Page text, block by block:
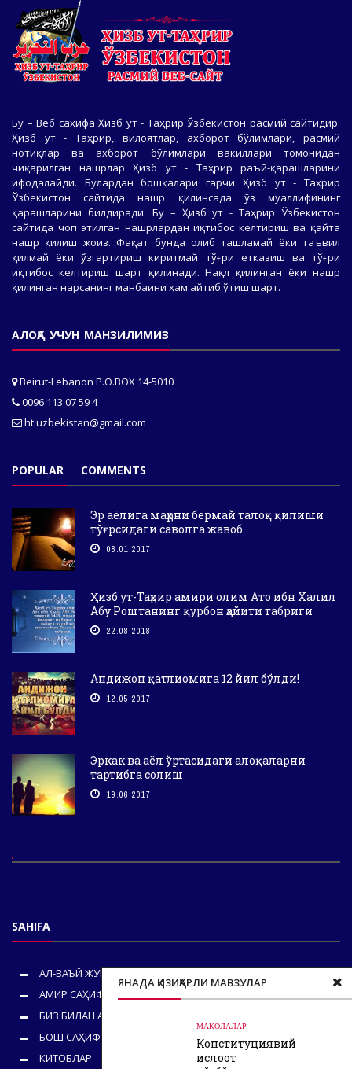
ЯНАДА ҚИЗИҚАРЛИ МАВЗУЛАР
МАҚОЛАЛАР
Конституциявий
ислоҳот
Бу – Веб саҳифа Ҳизб ут - Таҳрир Ўзбекистон расмий сайтидир.
Ҳизб ут - Таҳрир, вилоятлар, ахборот бўлимлари, расмий
нотиқлар ва ахборот бўлимлари вакиллари томонидан
чиқарилган нашрлар Ҳизб ут - Таҳрир раъй-қарашларини
ифодалайди. Булардан бошқалари гарчи Ҳизб ут - Таҳрир
Ўзбекистон сайтида нашр қилинсада ўз муаллифининг
қарашларини билдиради. Бу – Ҳизб ут - Таҳрир Ўзбекистон
сайтида чоп этилган нашрлардан иқтибос келтириш ва қайта
нашр қилиш жоиз. Фақат бунда олиб ташламай ёки таъвил
қилмай ёки ўзгартириш киритмай тўғри етказиш ва тўғри
иқтибос келтириш шарт қилинади. Нақл қилинган ёки нашр
қилинган нарсанинг манбаини ҳам айтиб ўтиш шарт.
АЛОҚА УЧУН МАНЗИЛИМИЗ
Beirut-Lebanon P.O.BOX 14-5010
0096 113 07 59 4
ht.uzbekistan@gmail.com
POPULAR COMMENTS
Эр аёлига маҳрни бермай талоқ қилиши
тўғрсидаги саволга жавоб
08.01.2017
Ҳизб ут-Таҳрир амири олим Ато ибн Халил
Абу Роштанинг қурбон ҳайити табриги
22.08.2018
Андижон қатлиомига 12 йил бўлди!
12.05.2017
Эркак ва аёл ўртасидаги алоқаларни
тартибга солиш
19.06.2017
SAHIFA
АЛ-ВАЪЙ ЖУРНАЛИ
АМИР САҲИФАСИ
БИЗ БИЛАН АЛОҚА
БОШ САҲИФА
КИТОБЛАР